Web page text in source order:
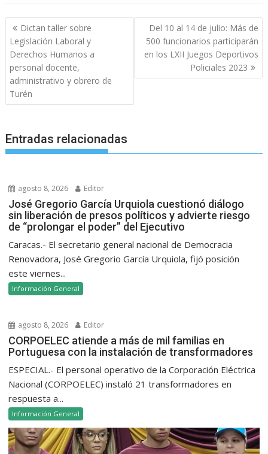
Navegación
de
entradas
Dictan taller sobre
Legislación Laboral y
Derechos Humanos a
personal docente,
administrativo y obrero de
Turén
Del 10 al 14 de julio: Más de
500 funcionarios participarán
en los LXII Juegos Deportivos
Policiales 2023
Entradas relacionadas
agosto 8, 2026 Editor
José Gregorio García Urquiola cuestionó diálogo
sin liberación de presos políticos y advierte riesgo
de “prolongar el poder” del Ejecutivo
Caracas.- El secretario general nacional de Democracia
Renovadora, José Gregorio García Urquiola, fijó posición
este viernes...
Información General
agosto 8, 2026 Editor
CORPOELEC atiende a más de mil familias en
Portuguesa con la instalación de transformadores
ESPECIAL.- El personal operativo de la Corporación Eléctrica
Nacional (CORPOELEC) instaló 21 transformadores en
respuesta a...
Información General